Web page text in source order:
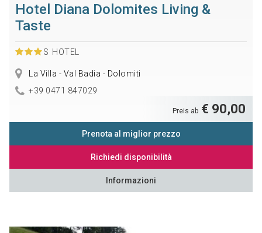
Hotel Diana Dolomites Living &
Taste
S HOTEL
La Villa - Val Badia - Dolomiti
+39 0471 847029
Preis ab € 90,00
Prenota al miglior prezzo
Richiedi disponibilità
Informazioni